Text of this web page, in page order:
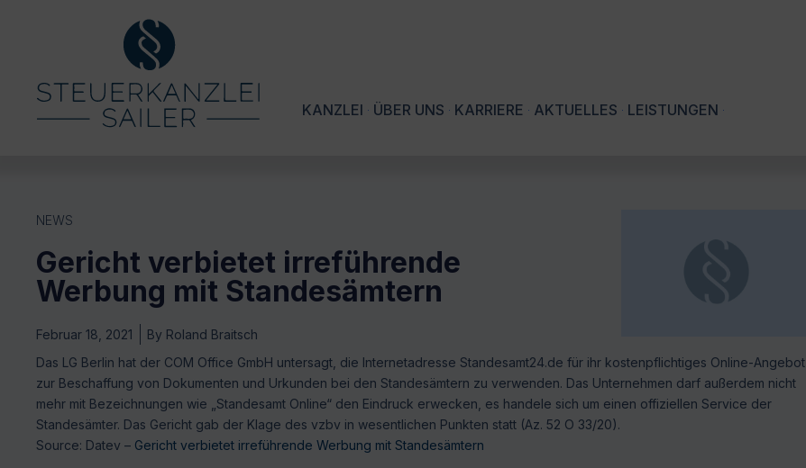
KANZLEI ÜBER UNS KARRIERE AKTUELLES LEISTUNGEN
NEWS
Gericht verbietet irreführende
Werbung mit Standesämtern
Februar 18, 2021 By Roland Braitsch
Das LG Berlin hat der COM Office GmbH untersagt, die Internetadresse Standesamt24.de für ihr kostenpflichtiges Online-Angebot
zur Beschaffung von Dokumenten und Urkunden bei den Standesämtern zu verwenden. Das Unternehmen darf außerdem nicht
mehr mit Bezeichnungen wie „Standesamt Online“ den Eindruck erwecken, es handele sich um einen offiziellen Service der
Standesämter. Das Gericht gab der Klage des vzbv in wesentlichen Punkten statt (Az. 52 O 33/20).
Source: Datev – Gericht verbietet irreführende Werbung mit Standesämtern